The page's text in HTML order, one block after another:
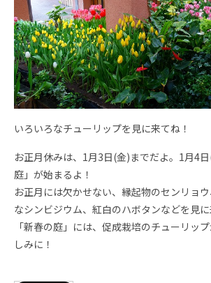
いろいろなチューリップを見に来てね！
お正月休みは、1月3日(金)までだよ。1月4
庭」が始まるよ！
お正月には欠かせない、縁起物のセンリョ
なシンビジウム、紅白のハボタンなどを見に
「新春の庭」には、促成栽培のチューリッ
しみに！